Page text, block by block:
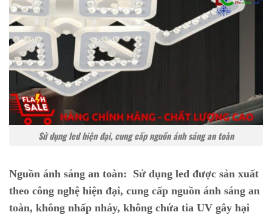
Sử dụng led hiện đại, cung cấp nguồn ánh sáng an toàn
Nguồn ánh sáng an toàn: Sử dụng led được sản xuất
theo công nghệ hiện đại, cung cấp nguồn ánh sáng an
toàn, không nhấp nháy, không chứa tia UV gây hại